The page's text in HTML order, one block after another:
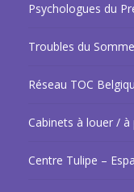
Psychologues du
Troubles du
Réseau TOC
Cabinets à louer /
Centre Tulipe –